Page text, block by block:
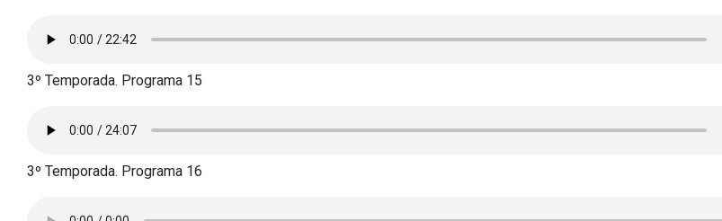
3º Temporada. Programa 15
3º Temporada. Programa 16